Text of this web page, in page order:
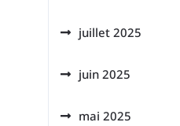
juillet 2025
juin 2025
mai 2025